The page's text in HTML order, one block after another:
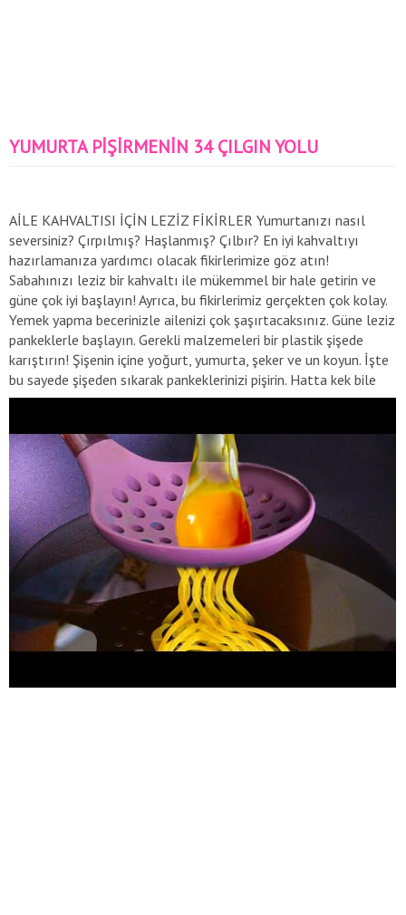
YUMURTA PİŞİRMENİN 34 ÇILGIN YOLU
AİLE KAHVALTISI İÇİN LEZİZ FİKİRLER Yumurtanızı nasıl
seversiniz? Çırpılmış? Haşlanmış? Çılbır? En iyi kahvaltıyı
hazırlamanıza yardımcı olacak fikirlerimize göz atın!
Sabahınızı leziz bir kahvaltı ile mükemmel bir hale getirin ve
güne çok iyi başlayın! Ayrıca, bu fikirlerimiz gerçekten çok kolay.
Yemek yapma becerinizle ailenizi çok şaşırtacaksınız. Güne leziz
pankeklerle başlayın. Gerekli malzemeleri bir plastik şişede
karıştırın! Şişenin içine yoğurt, yumurta, şeker ve un koyun. İşte
bu sayede şişeden sıkarak pankeklerinizi pişirin. Hatta kek bile
yapabilirsiniz. Videomuzu izleyin ve görün! Peynirli börek en
pişirin! Sıradaki kahvaltı fikrimiz gerçekten çok havalı!
Fırınlanmış avokadolara bayılırım, çünkü çok lezizdirler ve
şahane görünürler! Avokadoları kesin ve fırın tepsisine
yerleştirin. yumurta sarılarını dikkatlice ayırmak için plastik bir
şişe kullanın ve ayırdığınız sarıları avokadıların içine yerleştirin.
Her bir avokadonun üstüne paprika, kuru jambon, maydanoz ve
peynir serpin ve 30 dakika fırınlayın. Jambon sarılı yumurta,
akşam yemeği için pişirebileceğiniz ve arakdaşlarınızı şaşırtacak
şahane bir yemektir. Öncelikle, pirinci hazırlayın ve plastik bir
poşet ile yumurtanın etrafına sarın. Sonra jambon parçalarını
bunların üstüne sarın ve kızartın. Yumurtaları uzun süre